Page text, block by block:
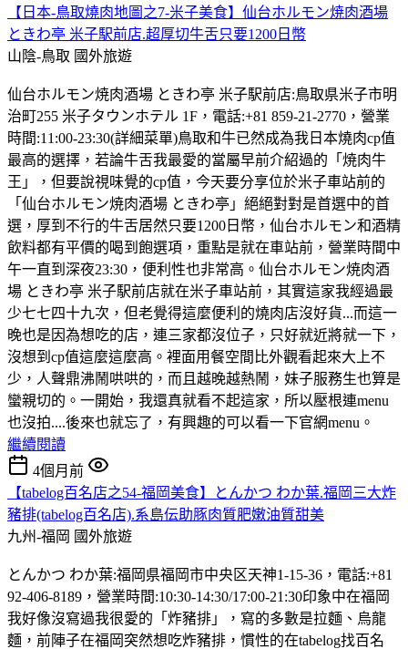
【日本-鳥取燒肉地圖之7-米子美食】仙台ホルモン焼肉酒場
ときわ亭 米子駅前店.超厚切牛舌只要1200日幣
山陰-鳥取 國外旅遊
仙台ホルモン焼肉酒場 ときわ亭 米子駅前店:鳥取県米子市明
治町255 米子タウンホテル 1F，電話:+81 859-21-2770，營業
時間:11:00-23:30(詳細菜單)鳥取和牛已然成為我日本燒肉cp值
最高的選擇，若論牛舌我最愛的當屬早前介紹過的「焼肉牛
王」，但要說視味覺的cp值，今天要分享位於米子車站前的
「仙台ホルモン焼肉酒場 ときわ亭」絕絕對對是首選中的首
選，厚到不行的牛舌居然只要1200日幣，仙台ホルモン和酒精
飲料都有平價的喝到飽選項，重點是就在車站前，營業時間中
午一直到深夜23:30，便利性也非常高。仙台ホルモン焼肉酒
場 ときわ亭 米子駅前店就在米子車站前，其實這家我經過最
少七七四十九次，但老覺得這麼便利的燒肉店沒好貨...而這一
晚也是因為想吃的店，連三家都沒位子，只好就近將就一下，
沒想到cp值這麼這麼高。裡面用餐空間比外觀看起來大上不
少，人聲鼎沸鬧哄哄的，而且越晚越熱鬧，妹子服務生也算是
蠻親切的。一開始，我還真就看不起這家，所以壓根連menu
也沒拍....後來也就忘了，有興趣的可以看一下官網menu。
繼續閱讀
4個月前
【tabelog百名店之54-福岡美食】とんかつ わか葉.福岡三大炸
豬排(tabelog百名店).系島伝助豚肉質肥嫩油質甜美
九州-福岡 國外旅遊
とんかつ わか葉:福岡県福岡市中央区天神1-15-36，電話:+81
92-406-8189，營業時間:10:30-14:30/17:00-21:30印象中在福岡
我好像沒寫過我很愛的「炸豬排」，寫的多數是拉麵、烏龍
麵，前陣子在福岡突然想吃炸豬排，慣性的在tabelog找百名